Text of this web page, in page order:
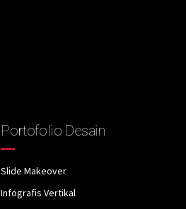
Portofolio Desain
Slide Makeover
Infografis Vertikal